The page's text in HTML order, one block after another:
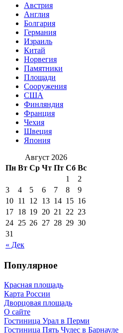
Австрия
Англия
Болгария
Германия
Израиль
Китай
Норвегия
Памятники
Площади
Сооружения
США
Финляндия
Франция
Чехия
Швеция
Япония
Август 2026
Пн Вт Ср Чт Пт Сб Вс
« Дек
1
2
3
4 5 6 7 8
9
10 11 12 13 14 15 16
17 18 19 20 21 22 23
24 25 26 27 28 29 30
31
Популярное
Красная площадь
Карта России
Дворцовая площадь
О сайте
Гостиница Урал в Перми
Гостиница Пять Чудес в Барнауле